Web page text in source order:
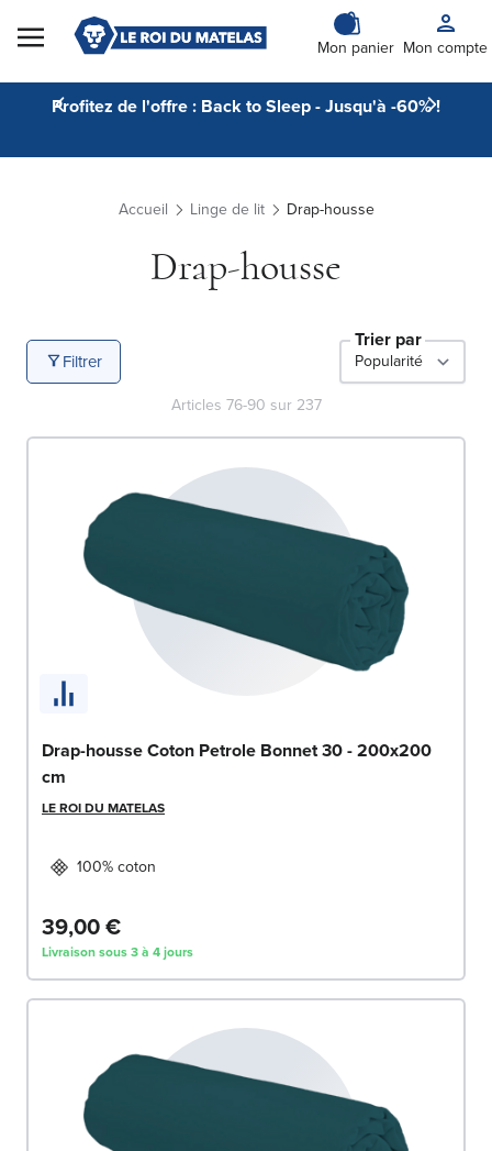
Skip to Content
Mon panier Mon compte
Profitez de l'offre : Back to Sleep - Jusqu'à -60% !
Accueil Linge de lit Drap-housse
Drap-housse
Filtrer
Trier par
Articles 76-90 sur 237
Drap-housse Coton Petrole Bonnet 30 - 200x200
cm
LE ROI DU MATELAS
100% coton
39,00 €
Livraison sous 3 à 4 jours